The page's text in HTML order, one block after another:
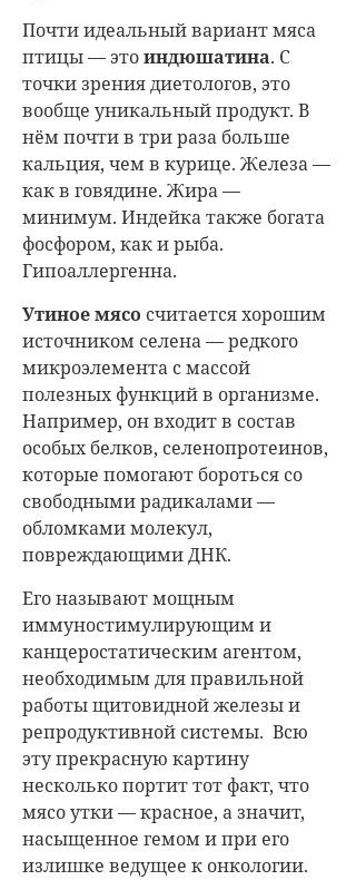
Почти идеальный вариант мяса
птицы — этоиндюшатина. С
точки зрения диетологов, это
вообще уникальный продукт. В
нём почти в три раза больше
кальция, чем в курице. Железа —
как в говядине. Жира —
минимум. Индейка также богата
фосфором, как и рыба.
Гипоаллергенна.
Утиное мясо считается хорошим
источником селена — редкого
микроэлемента с массой
полезных функций в организме.
Например, он входит в состав
особых белков, селенопротеинов,
которые помогают бороться со
свободными радикалами —
обломками молекул,
повреждающими ДНК.
Его называют мощным
иммуностимулирующим и
канцеростатическим агентом,
необходимым для правильной
работы щитовидной железы и
репродуктивной системы. Всю
эту прекрасную картину
несколько портит тот факт, что
мясо утки — красное, а значит,
насыщенное гемом и при его
излишке ведущее к онкологии.